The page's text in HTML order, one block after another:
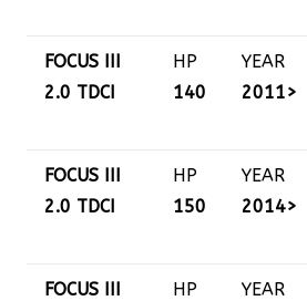
FOCUS III
2.0 TDCI
HP
140
YEAR
2011>
FOCUS III
2.0 TDCI
HP
150
YEAR
2014>
FOCUS III
HP
YEAR